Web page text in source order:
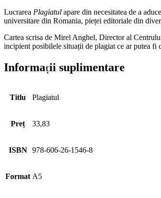
Lucrarea Plagiatul apare din necesitatea de a
universitare din Romania, pieței editoriale din
Cartea scrisa de Mirel Anghel, Director al
incipient posibilele situații de plagiat ce ar putea fi
Informații suplimentare
Titlu Plagiatul
Preț 33,83
ISBN 978-606-26-1546-8
Format A5